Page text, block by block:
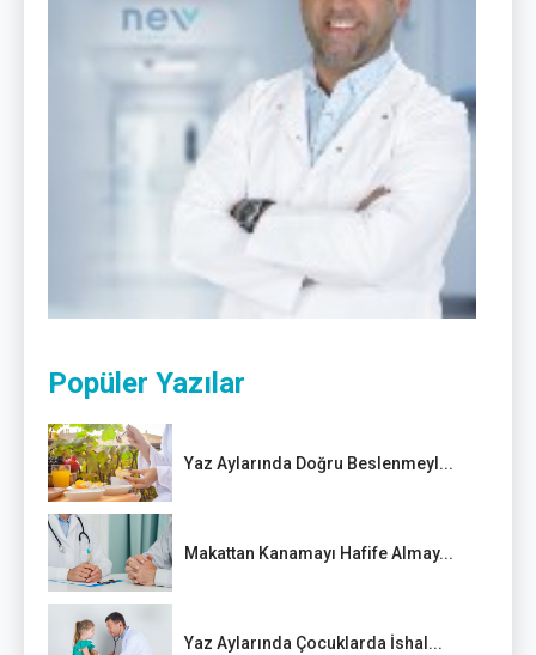
Popüler Yazılar
Yaz Aylarında Doğru Beslenmeyl...
Makattan Kanamayı Hafife Almay...
Yaz Aylarında Çocuklarda İshal...